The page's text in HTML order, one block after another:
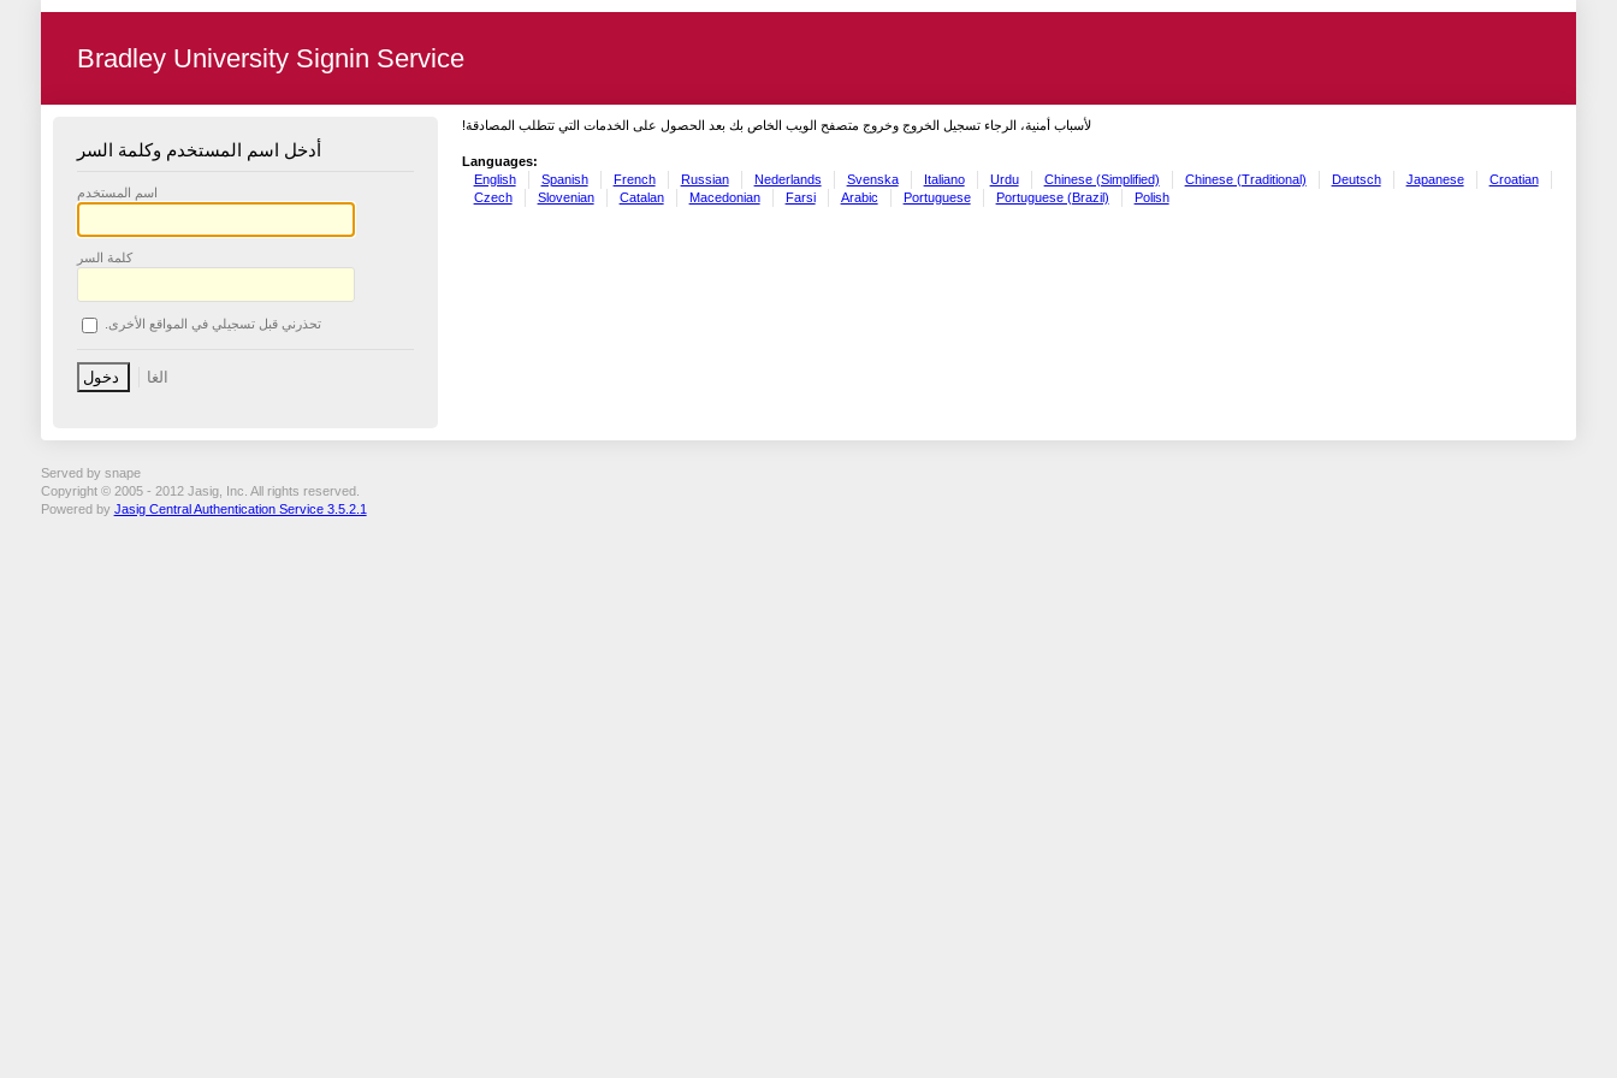
Bradley University Signin Service
أدخل اسم المستخدم وكلمة السر
اسم المستخدم
كلمة السر
تحذرني قبل تسجيلي في المواقع الأخرى.
لأسباب أمنية، الرجاء تسجيل الخروج وخروج متصفح الويب الخاص بك بعد الحصول على الخدمات التي تتطلب المصادقة!
Languages:
English
Spanish French Russian Nederlands Svenska Italiano Urdu Chinese (Simplified) Chinese (Traditional) Deutsch Japanese
Croatian
Czech
Slovenian Catalan Macedonian Farsi Arabic Portuguese Portuguese (Brazil) Polish
Served by snape
Copyright © 2005 - 2012 Jasig, Inc. All rights reserved.
Powered by Jasig Central Authentication Service 3.5.2.1